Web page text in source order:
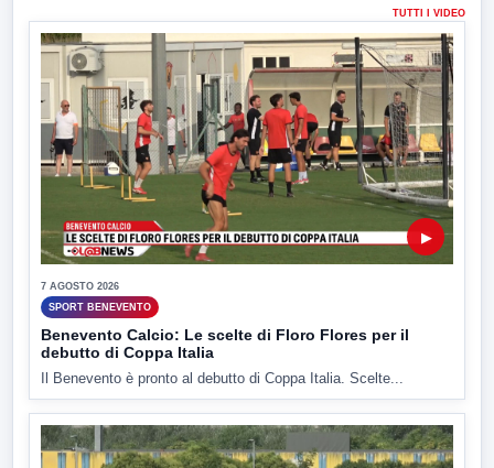
TUTTI I VIDEO
▶
7 AGOSTO 2026
SPORT BENEVENTO
Benevento Calcio: Le scelte di Floro Flores per il
debutto di Coppa Italia
Il Benevento è pronto al debutto di Coppa Italia. Scelte...